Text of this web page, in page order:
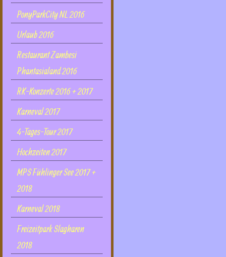
PonyParkCity NL 2016
Urlaub 2016
Restaurant Zambesi
Phantasialand 2016
RK-Konzerte 2016 + 2017
Karneval 2017
4-Tages-Tour 2017
Hochzeiten 2017
MPS Fühlinger See 2017 +
2018
Karneval 2018
Freizeitpark Slagharen
2018